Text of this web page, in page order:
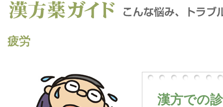
疲労
漢方での